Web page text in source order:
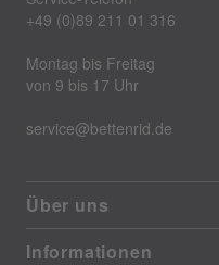
+49 (0)89 211 01 316
Montag bis Freitag
von 9 bis 17 Uhr
service@bettenrid.de
Über uns
Informationen